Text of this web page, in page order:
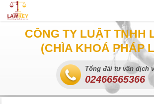
CÔNG TY LUẬT TNHH
(CHÌA KHOÁ PHÁP
Tổng đài tư vấn dịch
02466565366